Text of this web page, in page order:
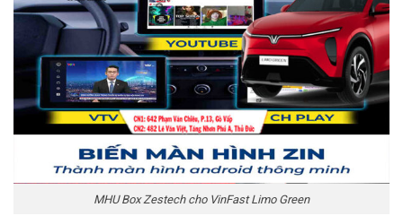
MHU Box Zestech cho VinFast Limo Green